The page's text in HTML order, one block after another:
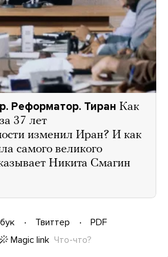
Реформатор. Тиран Как
37 лет
изменил Иран? И как
самого великого
Никита Смагин
Твиттер
PDF
Magic link Что-что?